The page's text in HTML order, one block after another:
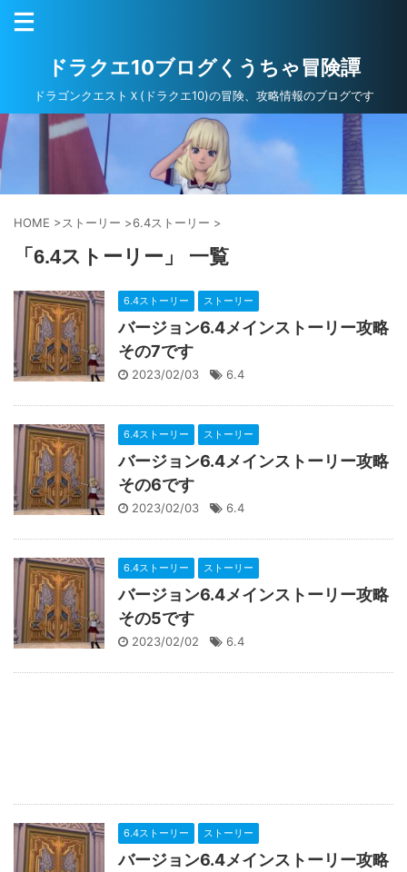
ドラクエ10ブログくうちゃ冒険譚
ドラゴンクエストＸ(ドラクエ10)の冒険、攻略情報のブログです
HOME >ストーリー >6.4ストーリー >
「6.4ストーリー」 一覧
6.4ストーリー ストーリー
バージョン6.4メインストーリー攻略
その7です
2023/02/03 6.4
6.4ストーリー ストーリー
バージョン6.4メインストーリー攻略
その6です
2023/02/03 6.4
6.4ストーリー ストーリー
バージョン6.4メインストーリー攻略
その5です
2023/02/02 6.4
6.4ストーリー ストーリー
バージョン6.4メインストーリー攻略